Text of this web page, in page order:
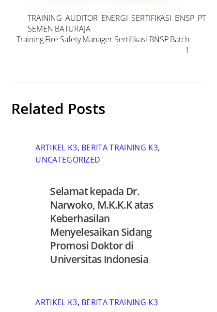
TRAINING AUDITOR ENERGI SERTIFIKASI BNSP PT
SEMEN BATURAJA
Training Fire Safety Manager Sertifikasi BNSP Batch
1
Related Posts
ARTIKEL K3, BERITA TRAINING K3,
UNCATEGORIZED
Selamat kepada Dr.
Narwoko, M.K.K.K atas
Keberhasilan
Menyelesaikan Sidang
Promosi Doktor di
Universitas Indonesia
ARTIKEL K3, BERITA TRAINING K3